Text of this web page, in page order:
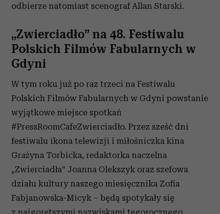
odbierze natomiast scenograf Allan Starski.
„Zwierciadło” na 48. Festiwalu
Polskich Filmów Fabularnych w
Gdyni
W tym roku już po raz trzeci na Festiwalu
Polskich Filmów Fabularnych w Gdyni powstanie
wyjątkowe miejsce spotkań
#PressRoomCafeZwierciadło. Przez sześć dni
festiwalu ikona telewizji i miłośniczka kina
Grażyna Torbicka, redaktorka naczelna
„Zwierciadła” Joanna Olekszyk oraz szefowa
działu kultury naszego miesięcznika Zofia
Fabjanowska-Micyk – będą spotykały się
z najgorętszymi nazwiskami tegorocznego